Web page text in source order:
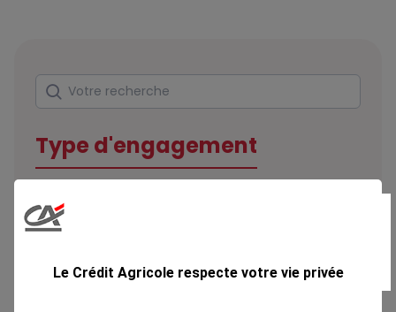
Rechercher
Votre recherche
Type d'engagement
Le Crédit Agricole respecte votre vie privée